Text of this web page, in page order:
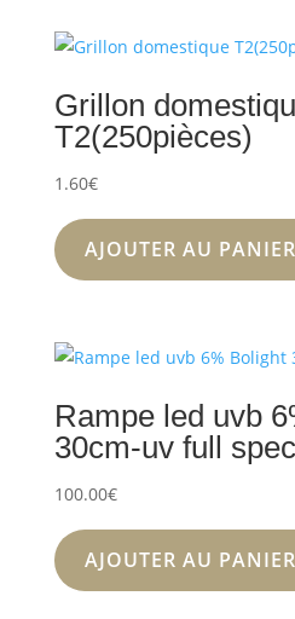
Grillon
T2(250pièces)
1.60€
AJOUTER AU PANIER
Rampe led uvb
30cm-uv full
100.00€
AJOUTER AU PANIER